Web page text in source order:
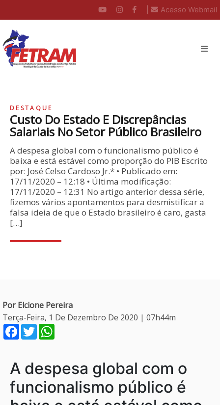
Acesso Webmail
DESTAQUE
Custo Do Estado E Discrepâncias
Salariais No Setor Público Brasileiro
A despesa global com o funcionalismo público é
baixa e está estável como proporção do PIB Escrito
por: José Celso Cardoso Jr.* • Publicado em:
17/11/2020 – 12:18 • Última modificação:
17/11/2020 – 12:31 No artigo anterior dessa série,
fizemos vários apontamentos para desmistificar a
falsa ideia de que o Estado brasileiro é caro, gasta
[…]
Por Elcione Pereira
Terça-Feira, 1 De Dezembro De 2020 | 07h44m
Facebook
Twitter
A despesa global com o
funcionalismo público é